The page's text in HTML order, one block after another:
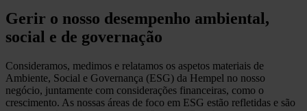
Gerir o nosso desempenho ambiental,
social e de governação
Consideramos, medimos e relatamos os aspetos materiais de
Ambiente, Social e Governança (ESG) da Hempel no nosso
negócio, juntamente com considerações financeiras, como o
crescimento. As nossas áreas de foco em ESG estão refletidas e são